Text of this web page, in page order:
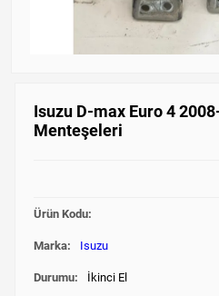
Isuzu D-max Euro 4
Menteşeleri
Ürün Kodu:
Marka: Isuzu
Durumu: İkinci El